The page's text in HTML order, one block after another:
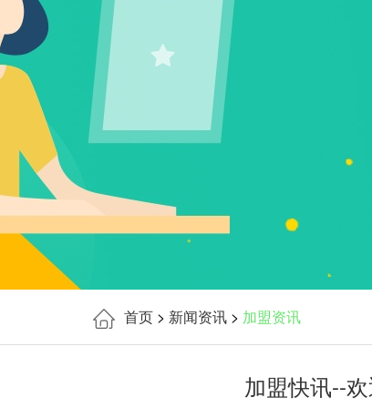
首页 > 新闻资讯 > 加盟资讯
加盟快讯--